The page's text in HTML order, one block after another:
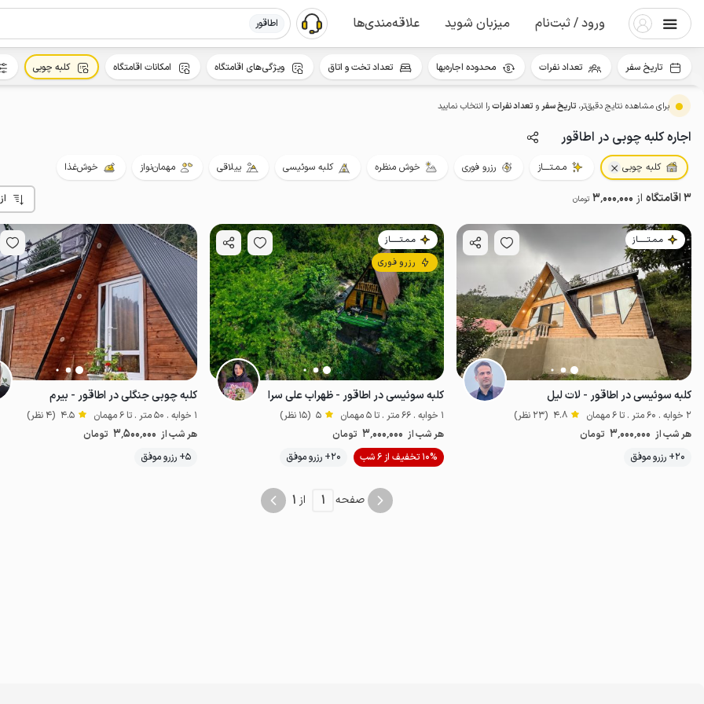
ورود / ثبت‌نام میزبان شوید علاقه‌مندی‌ها اطاقور
برای مشاهده نتایج دقیق‌تر، تاریخ سفرو تعداد نفراترا انتخاب نمایید
اجاره کلبه چوبی در اطاقور
کلبه چوبی مـمـتــــاز رزرو فوری خوش منظره کلبه سوئیسی ییلاقی مهمان‌نواز خوش‌غذا
3 اقامتگاه از 3٬000٬000 تومان
مـمـتــــــاز
کلبه سوئیسی در اطاقور - لات لیل
2 خوابه . 60 متر . تا 6 مهمان 4.8 (23 نظر)
هر شب از 3٬000٬000 تومان
20+ رزرو موفق
خوش منظره موقعیت در نقشه
مـمـتــــــاز
رزرو فوری
کلبه سوئیسی در اطاقور - ظهراب علی سرا
1 خوابه . 66 متر . تا 5 مهمان 5 (15 نظر)
هر شب از 3٬000٬000 تومان
10% تخفیف از 6 شب
20+ رزرو موفق خوش منظره
کلبه چوبی جنگلی در اطاقور - بیرم
1 خوابه . 50 متر . تا 6 مهمان 4.5 (4 نظر)
هر شب از 3٬500٬000 تومان
5+ رزرو موفق
صفحه 1 از 1
تاریخ سفر تعداد نفرات محدوده اجاره‌بها تعداد تخت و اتاق ویژگی‌های اقامتگاه امکانات اقامتگاه کلبه چوبی